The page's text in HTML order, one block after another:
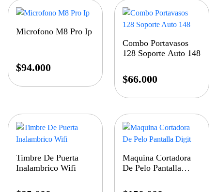
Microfono M8 Pro Ip
$94.000
Combo Portavasos
128 Soporte Auto 148
$66.000
Timbre De Puerta
Inalambrico Wifi
Maquina Cortadora
De Pelo Pantalla